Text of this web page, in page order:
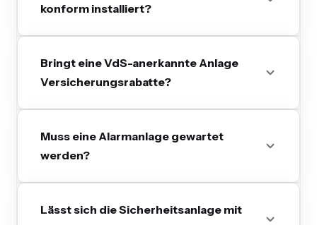
konform installiert?
Bringt eine VdS-anerkannte Anlage
Versicherungsrabatte?
Muss eine Alarmanlage gewartet
werden?
Lässt sich die Sicherheitsanlage mit